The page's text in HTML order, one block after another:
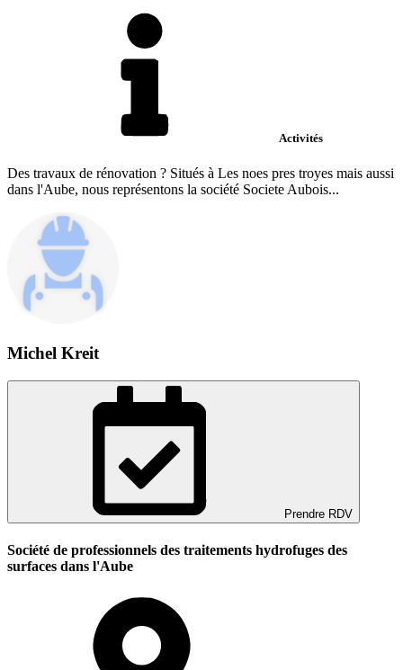
Activités
Des travaux de rénovation ? Situés à Les noes pres troyes mais aussi
dans l'Aube, nous représentons la société Societe Aubois...
Michel Kreit
Prendre RDV
Société de professionnels des traitements hydrofuges des
surfaces dans l'Aube